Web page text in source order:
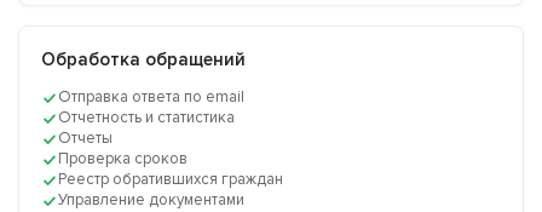
Обработка обращений
Отправка ответа по email
Отчетность и статистика
Отчеты
Проверка сроков
Реестр обратившихся граждан
Управление документами